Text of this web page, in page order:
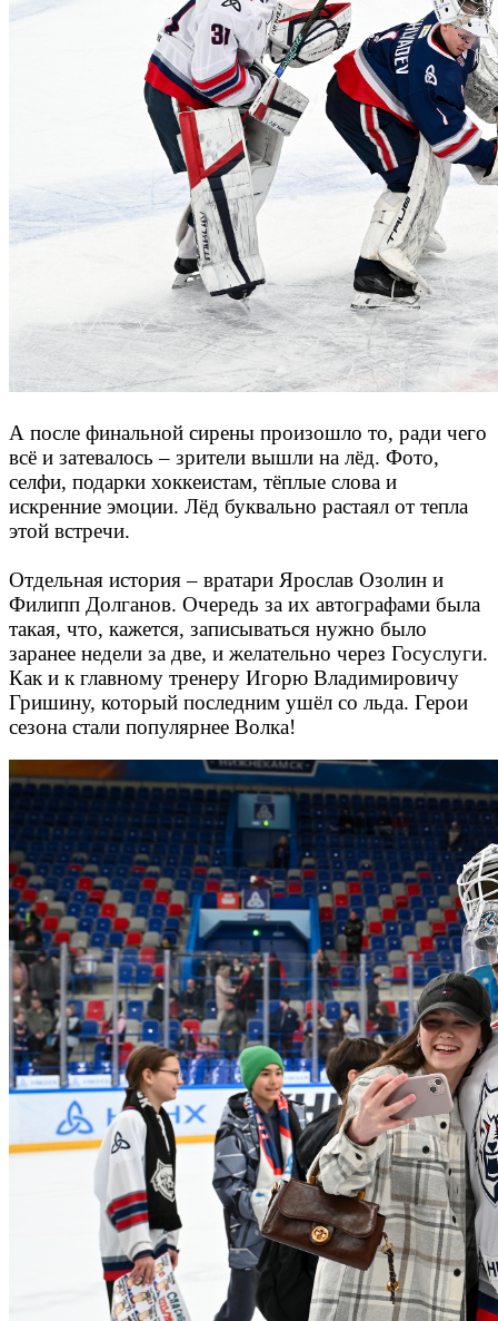
А после финальной сирены произошло то, ради чего
всё и затевалось – зрители вышли на лёд. Фото,
селфи, подарки хоккеистам, тёплые слова и
искренние эмоции. Лёд буквально растаял от тепла
этой встречи.
Отдельная история – вратари Ярослав Озолин и
Филипп Долганов. Очередь за их автографами была
такая, что, кажется, записываться нужно было
заранее недели за две, и желательно через Госуслуги.
Как и к главному тренеру Игорю Владимировичу
Гришину, который последним ушёл со льда. Герои
сезона стали популярнее Волка!